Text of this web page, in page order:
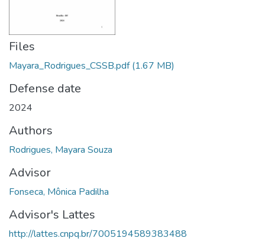
Files
Mayara_Rodrigues_CSSB.pdf(1.67 MB)
Defense date
2024
Authors
Rodrigues, Mayara Souza
Advisor
Fonseca, Mônica Padilha
Advisor's Lattes
http://lattes.cnpq.br/7005194589383488